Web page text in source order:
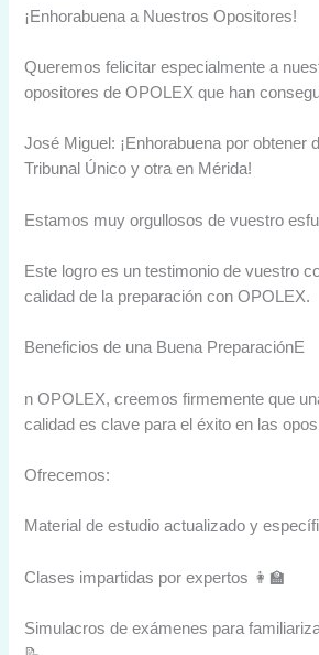
¡Enhorabuena a Nuestros Opositores!
Queremos felicitar especialmente a
opositores de OPOLEX que han
José Miguel: ¡Enhorabuena por obtener
Tribunal Único y otra en Mérida!
Estamos muy orgullosos de vuestro
Este logro es un testimonio de vuestro
calidad de la preparación con OPOLEX.
Beneficios de una Buena PreparaciónE
n OPOLEX, creemos firmemente que
calidad es clave para el éxito en las
Ofrecemos:
Material de estudio actualizado y
Clases impartidas por expertos 👩‍🏫
Simulacros de exámenes para